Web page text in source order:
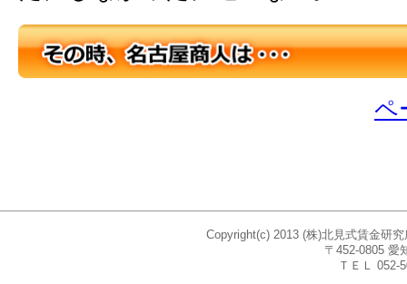
ペ
Copyright(c) 2013 (株)北見式賃金研
〒452-0805 愛
ＴＥＬ 052-